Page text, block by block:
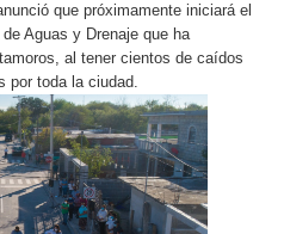
que próximamente iniciará el
Aguas y Drenaje que ha
al tener cientos de caídos
por toda la ciudad.